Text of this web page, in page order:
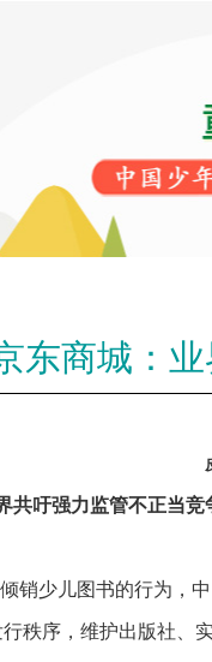
东商城：
共吁强力监管不正当
销少儿图书的行为，
秩序，维护出版社、